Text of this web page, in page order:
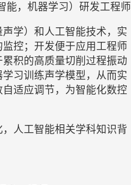
能，机器学习）研发工程师
学）和人工智能技术，实
控；开发便于应用工程师
积的高质量切削过程振动
习训练声学模型，从而实
适应调节，为智能化数控
人工智能相关学科知识背